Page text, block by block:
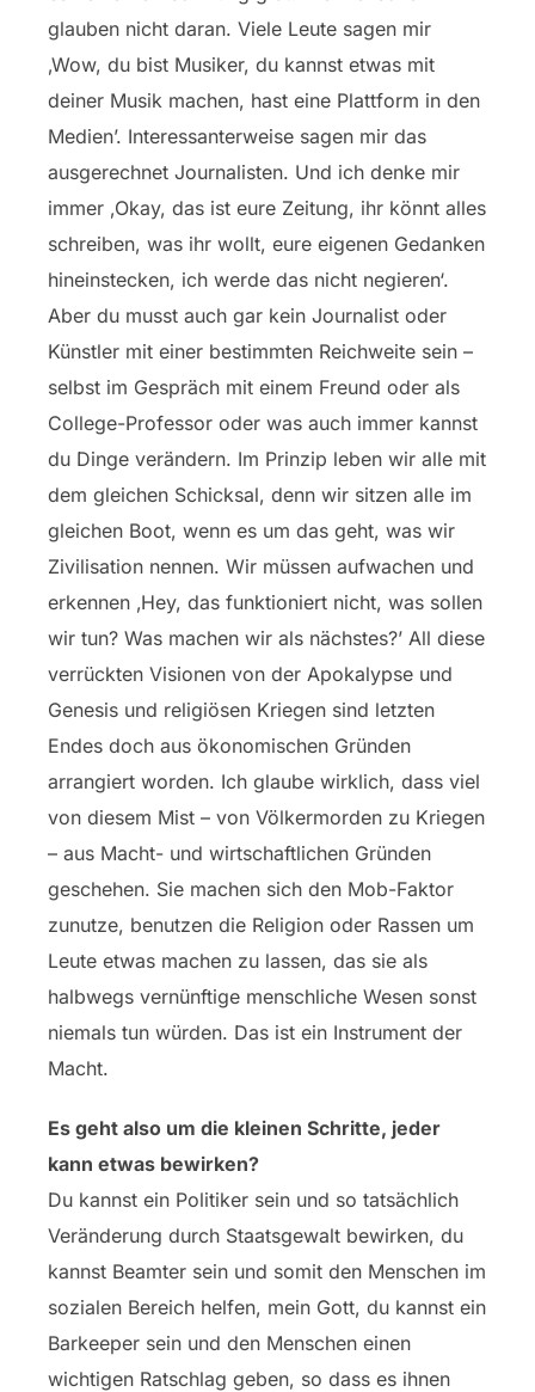
glauben nicht daran. Viele Leute sagen mir
‚Wow, du bist Musiker, du kannst etwas mit
deiner Musik machen, hast eine Plattform in den
Medien’. Interessanterweise sagen mir das
ausgerechnet Journalisten. Und ich denke mir
immer ‚Okay, das ist eure Zeitung, ihr könnt alles
schreiben, was ihr wollt, eure eigenen Gedanken
hineinstecken, ich werde das nicht negieren‘.
Aber du musst auch gar kein Journalist oder
Künstler mit einer bestimmten Reichweite sein –
selbst im Gespräch mit einem Freund oder als
College-Professor oder was auch immer kannst
du Dinge verändern. Im Prinzip leben wir alle mit
dem gleichen Schicksal, denn wir sitzen alle im
gleichen Boot, wenn es um das geht, was wir
Zivilisation nennen. Wir müssen aufwachen und
erkennen ‚Hey, das funktioniert nicht, was sollen
wir tun? Was machen wir als nächstes?’ All diese
verrückten Visionen von der Apokalypse und
Genesis und religiösen Kriegen sind letzten
Endes doch aus ökonomischen Gründen
arrangiert worden. Ich glaube wirklich, dass viel
von diesem Mist – von Völkermorden zu Kriegen
– aus Macht- und wirtschaftlichen Gründen
geschehen. Sie machen sich den Mob-Faktor
zunutze, benutzen die Religion oder Rassen um
Leute etwas machen zu lassen, das sie als
halbwegs vernünftige menschliche Wesen sonst
niemals tun würden. Das ist ein Instrument der
Macht.
Es geht also um die kleinen Schritte, jeder
kann etwas bewirken?
Du kannst ein Politiker sein und so tatsächlich
Veränderung durch Staatsgewalt bewirken, du
kannst Beamter sein und somit den Menschen im
sozialen Bereich helfen, mein Gott, du kannst ein
Barkeeper sein und den Menschen einen
wichtigen Ratschlag geben, so dass es ihnen